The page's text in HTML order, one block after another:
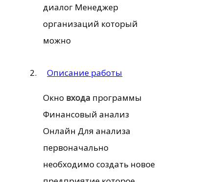
диалог Менеджер
организаций который
можно
Описание работы
Окно входа программы
Финансовый анализ
Онлайн Для анализа
первоначально
необходимо создать новое